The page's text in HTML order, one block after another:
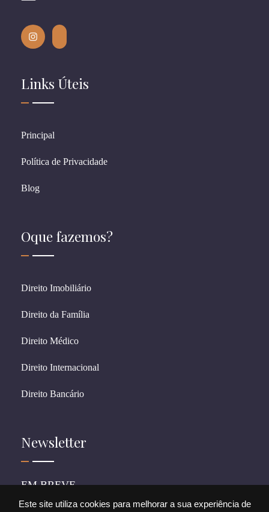
Este site utiliza cookies para melhorar a sua experiência de
Links Úteis
Principal
Política de Privacidade
Blog
Oque fazemos?
Direito Imobiliário
Direito da Família
Direito Médico
Direito Internacional
Direito Bancário
Newsletter
EM BREVE